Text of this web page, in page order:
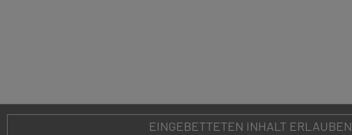
EINGEBETTETEN INHALT ERLAUBEN
ZURÜCK